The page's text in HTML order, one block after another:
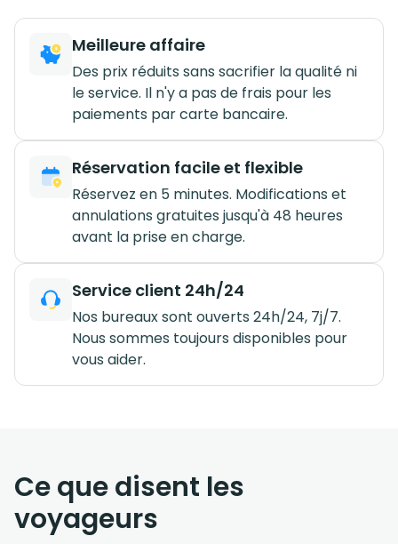
Meilleure affaire
Des prix réduits sans sacrifier la qualité ni
le service. Il n'y a pas de frais pour les
paiements par carte bancaire.
Réservation facile et flexible
Réservez en 5 minutes. Modifications et
annulations gratuites jusqu'à 48 heures
avant la prise en charge.
Service client 24h/24
Nos bureaux sont ouverts 24h/24, 7j/7.
Nous sommes toujours disponibles pour
vous aider.
Ce que disent les
voyageurs